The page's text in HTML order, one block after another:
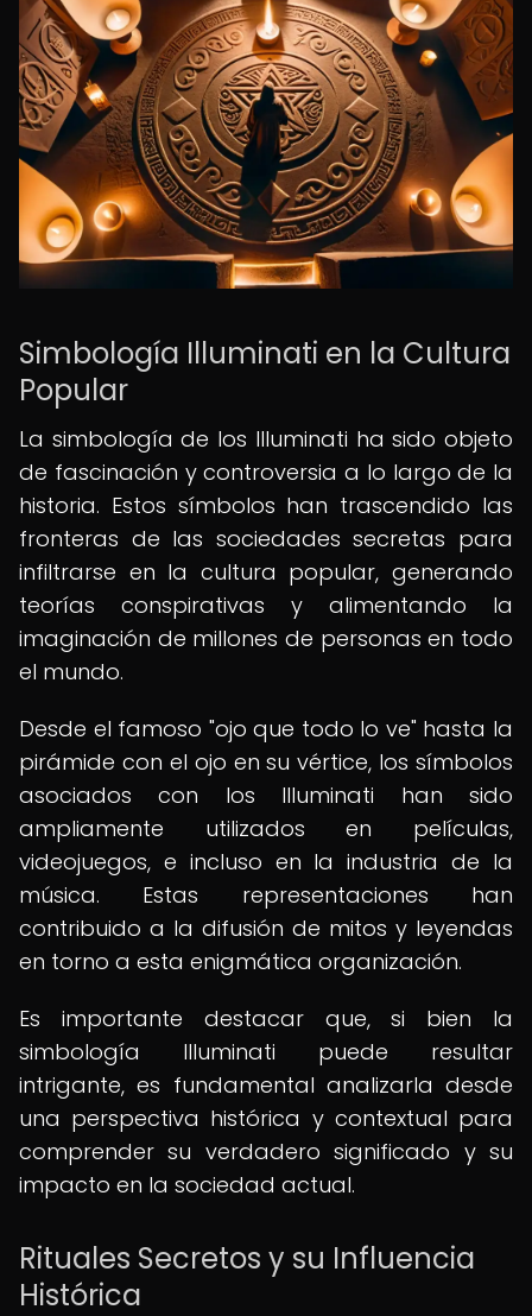
Simbología Illuminati en la Cultura
Popular
La simbología de los Illuminati ha sido objeto
de fascinación y controversia a lo largo de la
historia. Estos símbolos han trascendido las
fronteras de las sociedades secretas para
infiltrarse en la cultura popular, generando
teorías conspirativas y alimentando la
imaginación de millones de personas en todo
el mundo.
Desde el famoso "ojo que todo lo ve" hasta la
pirámide con el ojo en su vértice, los símbolos
asociados con los Illuminati han sido
ampliamente utilizados en películas,
videojuegos, e incluso en la industria de la
música. Estas representaciones han
contribuido a la difusión de mitos y leyendas
en torno a esta enigmática organización.
Es importante destacar que, si bien la
simbología Illuminati puede resultar
intrigante, es fundamental analizarla desde
una perspectiva histórica y contextual para
comprender su verdadero significado y su
impacto en la sociedad actual.
Rituales Secretos y su Influencia
Histórica